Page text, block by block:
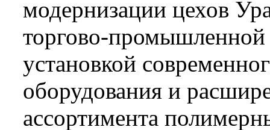
модернизации цехов
торгово­-
установкой
оборудования и
ассортимента